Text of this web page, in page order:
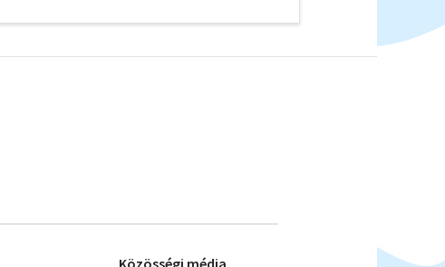
Közösségi média